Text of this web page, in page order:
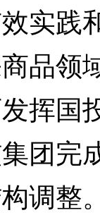
实践
品领
挥国
团完
调整